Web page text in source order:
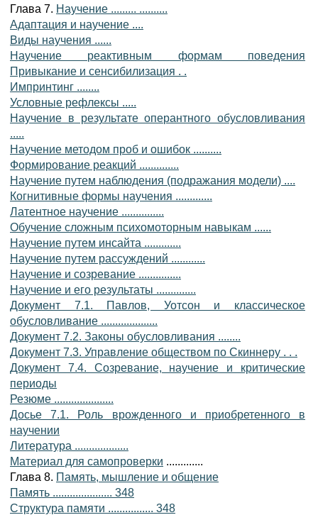
Глава 7. Научение ......... ..........
Адаптация и научение ....
Виды научения ......
Научение реактивным формам поведения
Привыкание и сенсибилизация . .
Импринтинг ........
Условные рефлексы .....
Научение в результате оперантного обусловливания
.....
Научение методом проб и ошибок ..........
Формирование реакций ..............
Научение путем наблюдения (подражания модели) ....
Когнитивные формы научения .............
Латентное научение ...............
Обучение сложным психомоторным навыкам ......
Научение путем инсайта .............
Научение путем рассуждений ............
Научение и созревание ...............
Научение и его результаты ..............
Документ 7.1. Павлов, Уотсон и классическое
обусловливание ....................
Документ 7.2. Законы обусловливания ........
Документ 7.3. Управление обществом по Скиннеру . . .
Документ 7.4. Созревание, научение и критические
периоды
Резюме .....................
Досье 7.1. Роль врожденного и приобретенного в
научении
Литература ...................
Материал для самопроверки .............
Глава 8. Память, мышление и общение
Память ..................... 348
Структура памяти ................ 348